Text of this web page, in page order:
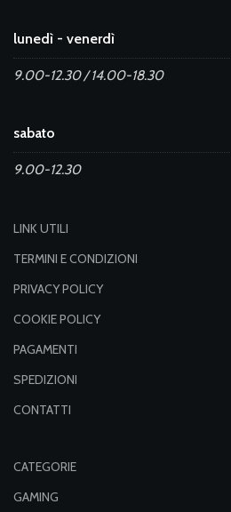
lunedì - venerdì
9.00-12.30 / 14.00-18.30
sabato
9.00-12.30
LINK UTILI
TERMINI E CONDIZIONI
PRIVACY POLICY
COOKIE POLICY
PAGAMENTI
SPEDIZIONI
CONTATTI
CATEGORIE
GAMING